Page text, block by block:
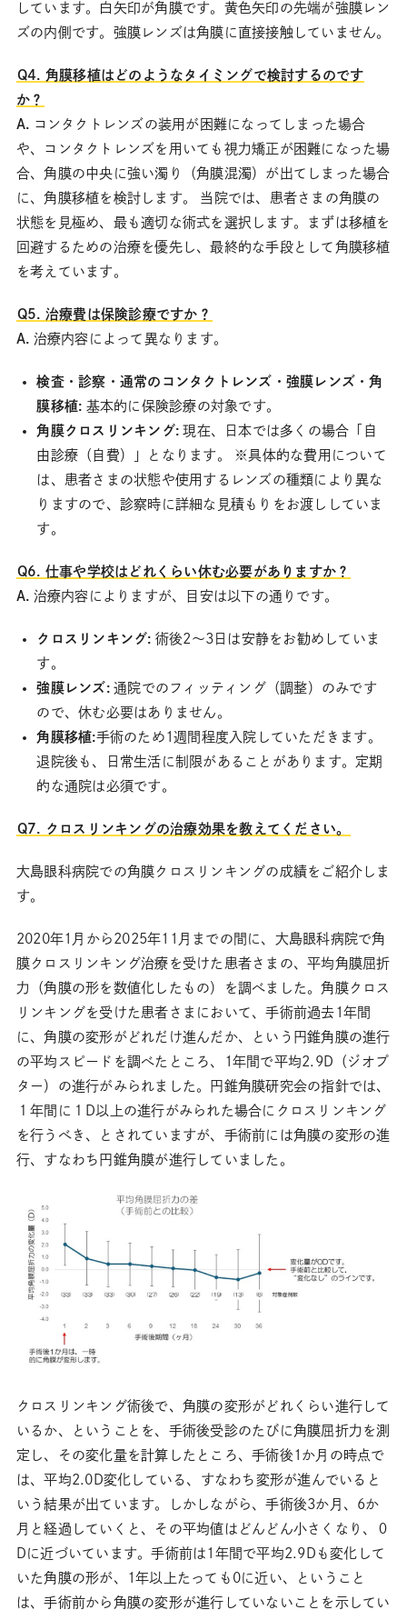
しています。白矢印が角膜です。黄色矢印の先端が強膜レン
ズの内側です。強膜レンズは角膜に直接接触していません。
Q4. 角膜移植はどのようなタイミングで検討するのです
か？
A. コンタクトレンズの装用が困難になってしまった場合
や、コンタクトレンズを用いても視力矯正が困難になった場
合、角膜の中央に強い濁り（角膜混濁）が出てしまった場合
に、角膜移植を検討します。 当院では、患者さまの角膜の
状態を見極め、最も適切な術式を選択します。まずは移植を
回避するための治療を優先し、最終的な手段として角膜移植
を考えています。
Q5. 治療費は保険診療ですか？
A. 治療内容によって異なります。
検査・診察・通常のコンタクトレンズ・強膜レンズ・角
膜移植: 基本的に保険診療の対象です。
角膜クロスリンキング: 現在、日本では多くの場合「自
由診療（自費）」となります。 ※具体的な費用について
は、患者さまの状態や使用するレンズの種類により異な
りますので、診察時に詳細な見積もりをお渡ししていま
す。
Q6. 仕事や学校はどれくらい休む必要がありますか？
A. 治療内容によりますが、目安は以下の通りです。
クロスリンキング: 術後2〜3日は安静をお勧めしていま
す。
強膜レンズ:通院でのフィッティング（調整）のみです
ので、休む必要はありません。
角膜移植:手術のため1週間程度入院していただきます。
退院後も、日常生活に制限があることがあります。定期
的な通院は必須です。
Q7. クロスリンキングの治療効果を教えてください。
大島眼科病院での角膜クロスリンキングの成績をご紹介しま
す。
2020年1月から2025年11月までの間に、大島眼科病院で角
膜クロスリンキング治療を受けた患者さまの、平均角膜屈折
力（角膜の形を数値化したもの）を調べました。角膜クロス
リンキングを受けた患者さまにおいて、手術前過去1年間
に、角膜の変形がどれだけ進んだか、という円錐角膜の進行
の平均スピードを調べたところ、1年間で平均2.9D（ジオプ
ター）の進行がみられました。円錐角膜研究会の指針では、
１年間に１D以上の進行がみられた場合にクロスリンキング
を行うべき、とされていますが、手術前には角膜の変形の進
行、すなわち円錐角膜が進行していました。
クロスリンキング術後で、角膜の変形がどれくらい進行して
いるか、ということを、手術後受診のたびに角膜屈折力を測
定し、その変化量を計算したところ、手術後1か月の時点で
は、平均2.0D変化している、すなわち変形が進んでいると
いう結果が出ています。しかしながら、手術後3か月、6か
月と経過していくと、その平均値はどんどん小さくなり、０
Dに近づいています。手術前は1年間で平均2.9Dも変化して
いた角膜の形が、1年以上たっても0に近い、ということ
は、手術前から角膜の変形が進行していないことを示してい